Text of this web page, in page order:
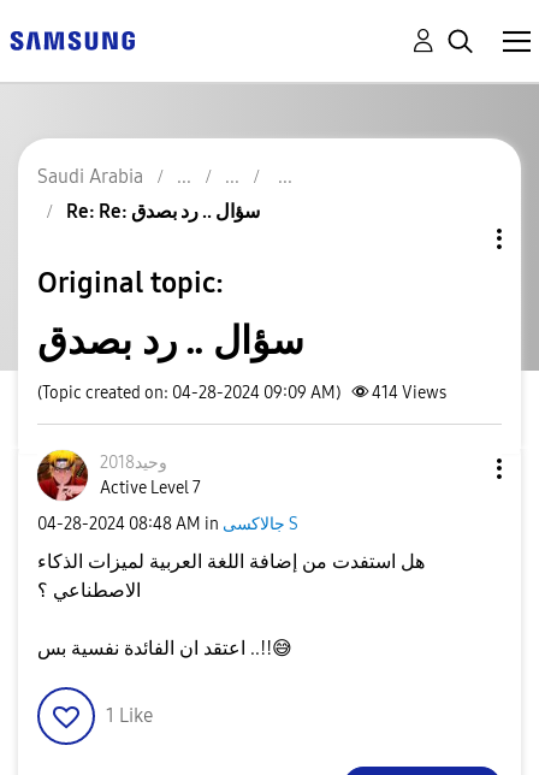
Saudi Arabia
Re: Re: سؤال .. رد بصدق
Original topic:
سؤال .. رد بصدق
(Topic created on: 04-28-2024 09:09 AM) 414Views
وحيد2018
Active Level 7
‎04-28-2024 08:48 AM in جالاكسى S
هل استفدت من إضافة اللغة العربية لميزات الذكاء
الاصطناعي ؟
اعتقد ان الفائدة نفسية بس ..!!😅
1 Like